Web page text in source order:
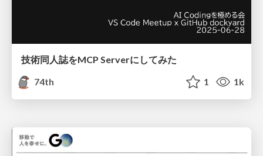
技術同人誌をMCP Serverにしてみた
74th
1 1k